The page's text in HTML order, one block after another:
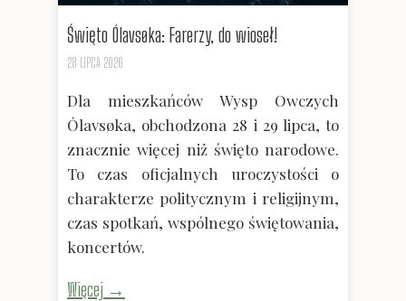
Święto Ólavsøka: Farerzy, do wioseł!
28 LIPCA 2026
Dla mieszkańców Wysp Owczych
Ólavsøka, obchodzona 28 i 29 lipca, to
znacznie więcej niż święto narodowe.
To czas oficjalnych uroczystości o
charakterze politycznym i religijnym,
czas spotkań, wspólnego świętowania,
koncertów.
Więcej →